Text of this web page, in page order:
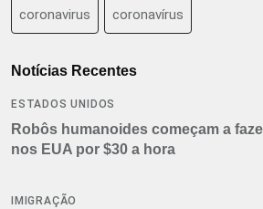
coronavirus coronavírus
Notícias Recentes
ESTADOS UNIDOS
Robôs humanoides começam a
nos EUA por $30 a hora
IMIGRAÇÃO